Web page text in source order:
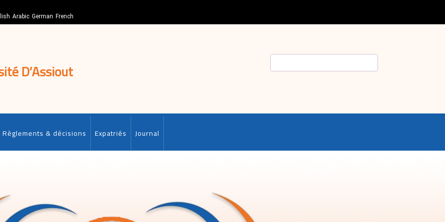
Arabic German French
D’Assiout
Règlements & décisions Expatriés Journal